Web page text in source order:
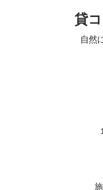
貸
自然